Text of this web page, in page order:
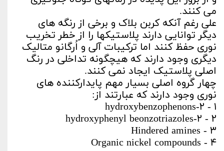
می­ کنند.
علی­ رغم آن­که کربن بلاک و برخی از رنگ­ه های
دیگر توانایی دارند پلاستیک­ها را از خطر تخریب
نوری حفظ کنند اما ترکیبات آلی و اُرگانو متالیک
دیگری وجود دارند که هیچ­گونه تداخلی در رنگ
اصلی پلاستیک ایجاد نمی ­کنند.
چهار گروه اصلی بسیار مهم پایدارکننده­ های
نوری وجود دارند که عبارتند از:
۱ - ۲-hydroxybenzophenons
۲ - ۲-hydroxyphenyl beonzotriazoles
۳ - Hindered amines
۴ - Organic nickel compounds